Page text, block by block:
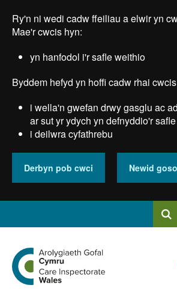
main
Ry'n ni wedi cadw ffeiliau a elwir yn
Mae'r cwcis hyn:
yn hanfodol i'r safle weithio
Byddem hefyd yn hoffi cadw rhai
i wella'n gwefan drwy gasglu ac
ar sut yr ydych yn defnyddio'r safle
i deilwra cyfathrebu
Derbyn pob cwci Newid
Chwiliad
allweddeiriau
cyflawn
Chwilio
Ewch
i
hafan
Arolygiaeth